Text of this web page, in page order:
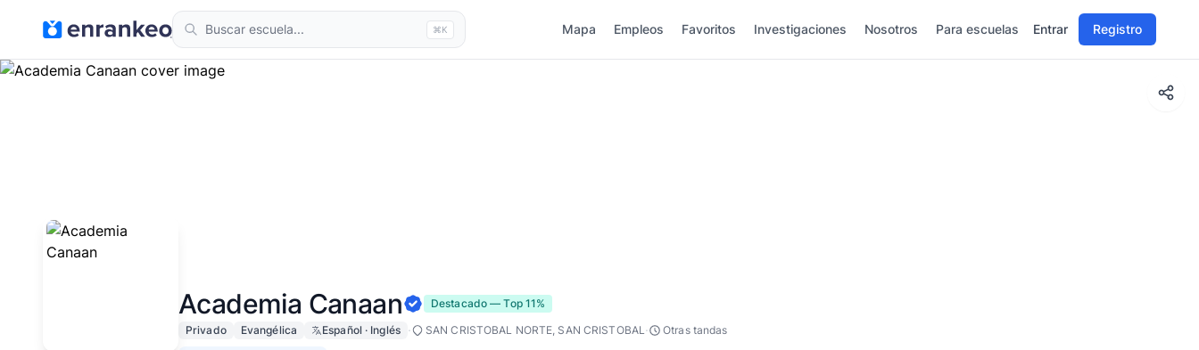
⌘K Mapa Empleos Favoritos Investigaciones Nosotros Para escuelas Entrar Registro
Academia Canaan
Destacado — Top 11%
Privado
Evangélica Español · Inglés · SAN CRISTOBAL NORTE, SAN CRISTOBAL· Otras tandas